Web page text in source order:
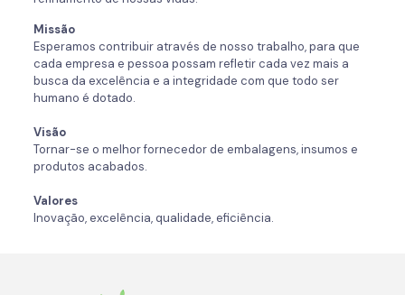
Missão
Esperamos contribuir através de nosso trabalho, para que
cada empresa e pessoa possam refletir cada vez mais a
busca da excelência e a integridade com que todo ser
humano é dotado.
Visão
Tornar-se o melhor fornecedor de embalagens, insumos e
produtos acabados.
Valores
Inovação, excelência, qualidade, eficiência.